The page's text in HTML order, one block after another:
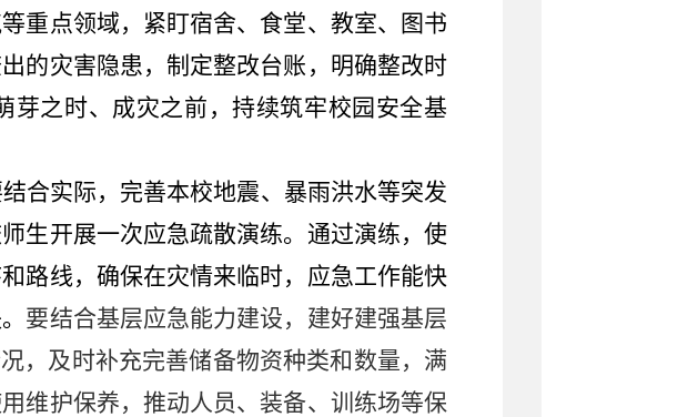
重点领域，紧盯宿舍、食堂、教室、图书
的灾害隐患，制定整改台账，明确整改时
芽之时、成灾之前，持续筑牢校园安全基
合实际，完善本校地震、暴雨洪水等突发
生开展一次应急疏散演练。通过演练，使
路线，确保在灾情来临时，应急工作能快
要结合基层应急能力建设，建好建强基层
，及时补充完善储备物资种类和数量，满
维护保养，推动人员、装备、训练场等保